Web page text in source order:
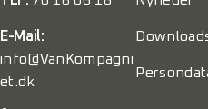
E-Mail:
info@VanKompagni
et.dk